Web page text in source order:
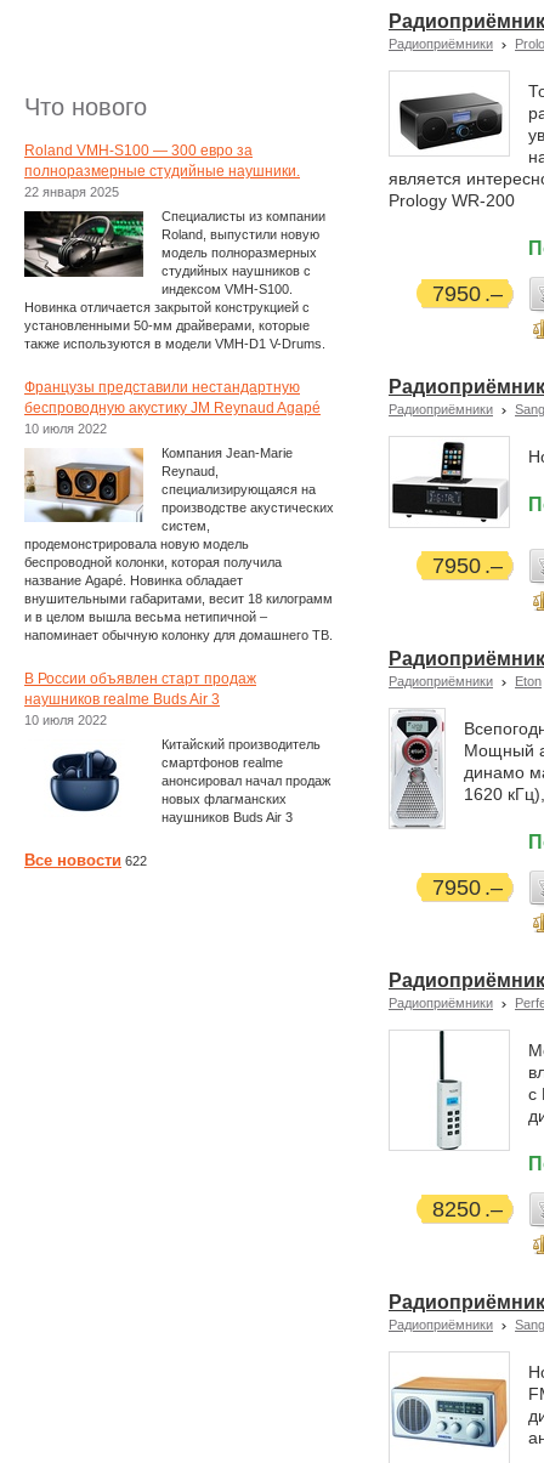
Радиоприёмники
является
Prology WR-200
7950
Радиоприёмники
7950
Радиоприёмники Eton
Мощный
динамо
1620
7950
Радиоприёмники
с
8250
Радиоприёмники
Что нового
Roland VMH-S100 — 300 евро за
полноразмерные студийные наушники.
22 января 2025
Специалисты из компании
Roland, выпустили новую
модель полноразмерных
студийных наушников с
индексом VMH-S100.
Новинка отличается закрытой конструкцией с
установленными 50-мм драйверами, которые
также используются в модели VMH-D1 V-Drums.
Французы представили нестандартную
беспроводную акустику JM Reynaud Agapé
10 июля 2022
Компания Jean-Marie
Reynaud,
специализирующаяся на
производстве акустических
систем,
продемонстрировала новую модель
беспроводной колонки, которая получила
название Agapé. Новинка обладает
внушительными габаритами, весит 18 килограмм
и в целом вышла весьма нетипичной –
напоминает обычную колонку для домашнего ТВ.
В России объявлен старт продаж
наушников realme Buds Air 3
10 июля 2022
Китайский производитель
смартфонов realme
анонсировал начал продаж
новых флагманских
наушников Buds Air 3
Все новости 622